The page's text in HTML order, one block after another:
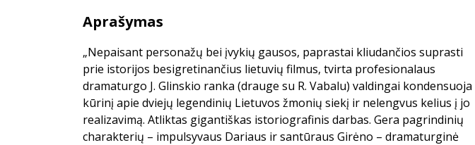
Aprašymas
„Nepaisant personažų bei įvykių gausos, paprastai kliudančios suprasti
prie istorijos besigretinančius lietuvių filmus, tvirta profesionalaus
dramaturgo J. Glinskio ranka (drauge su R. Vabalu) valdingai kondensuoja
kūrinį apie dviejų legendinių Lietuvos žmonių siekį ir nelengvus kelius į jo
realizavimą. Atliktas gigantiškas istoriografinis darbas. Gera pagrindinių
charakterių – impulsyvaus Dariaus ir santūraus Girėno – dramaturginė